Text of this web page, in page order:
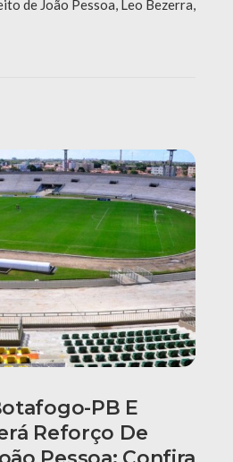
de João Pessoa, Leo Bezerra,
PB E
Reforço De